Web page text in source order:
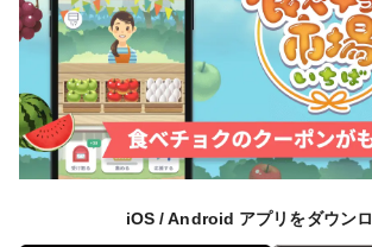
iOS / Android アプリをダウン